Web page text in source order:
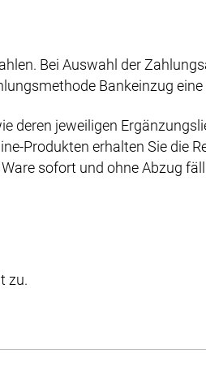
Bei Auswahl der
Bankeinzug
deren jeweiligen
Produkten erhalten Sie die
sofort und ohne Abzug
zu.